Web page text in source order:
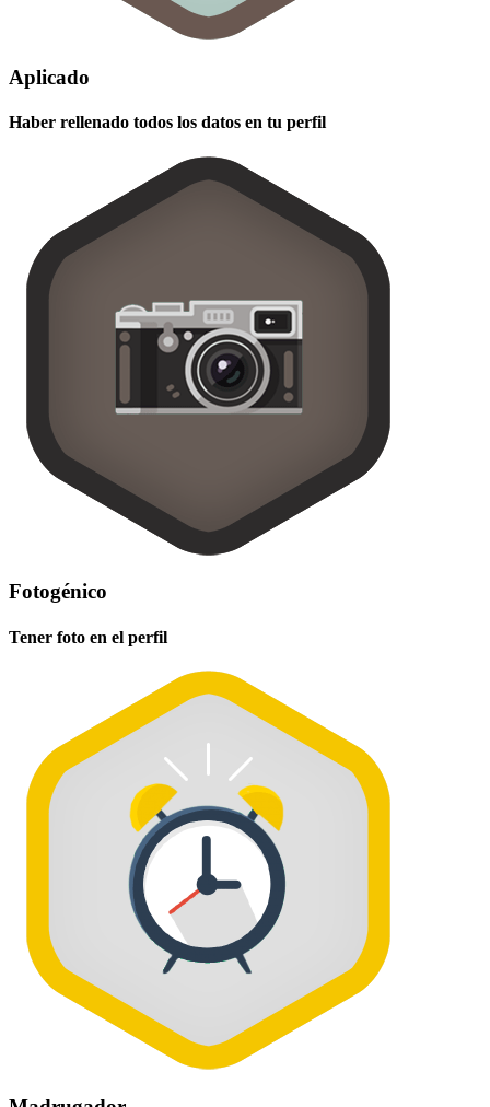
Aplicado
Haber rellenado todos los datos en tu perfil
Fotogénico
Tener foto en el perfil